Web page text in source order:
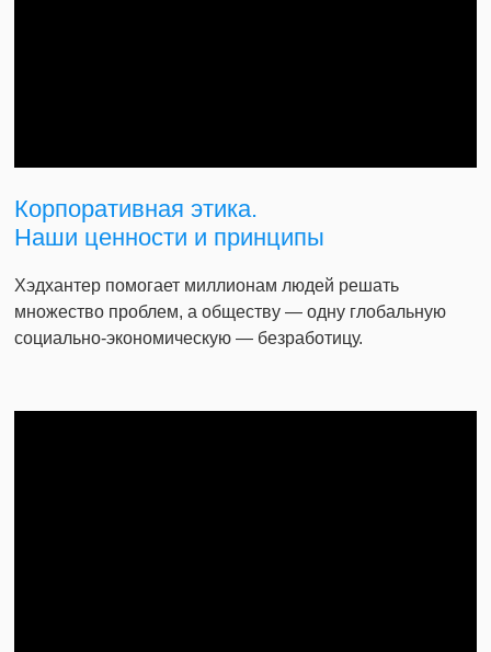
Корпоративная этика.
Наши ценности и принципы
Хэдхантер помогает миллионам людей решать
множество проблем, а обществу — одну глобальную
социально-экономическую — безработицу.